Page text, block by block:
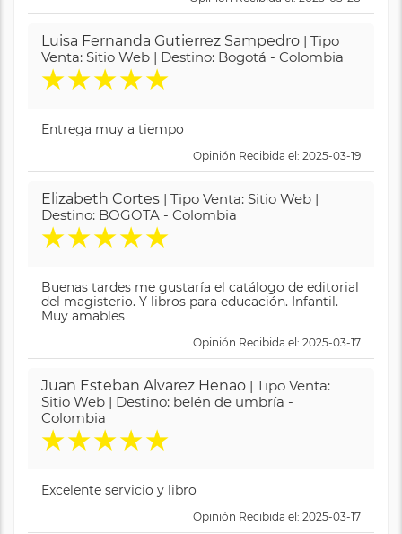
Luisa Fernanda Gutierrez Sampedro | Tipo
Venta: Sitio Web | Destino: Bogotá - Colombia
★★★★★
Entrega muy a tiempo
Opinión Recibida el: 2025-03-19
Elizabeth Cortes | Tipo Venta: Sitio Web |
Destino: BOGOTA - Colombia
★★★★★
Buenas tardes me gustaría el catálogo de editorial
del magisterio. Y libros para educación. Infantil.
Muy amables
Opinión Recibida el: 2025-03-17
Juan Esteban Alvarez Henao | Tipo Venta:
Sitio Web | Destino: belén de umbría -
Colombia
★★★★★
Excelente servicio y libro
Opinión Recibida el: 2025-03-17